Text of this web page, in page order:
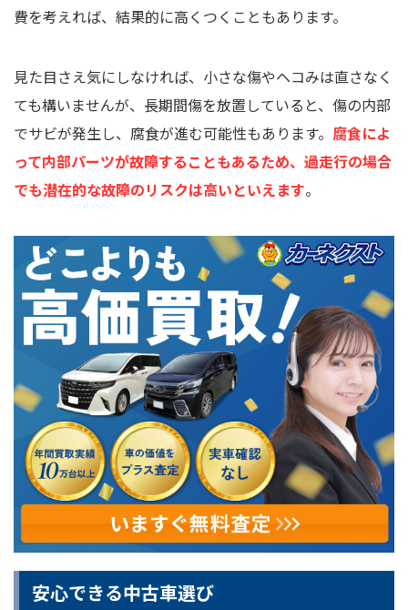
費を考えれば、結果的に高くつくこともあります。
見た目さえ気にしなければ、小さな傷やヘコみは直さなく
ても構いませんが、長期間傷を放置していると、傷の内部
でサビが発生し、腐食が進む可能性もあります。 腐食によ
って内部パーツが故障することもあるため、過走行の場合
でも潜在的な故障のリスクは高いといえます。
安心できる中古車選び